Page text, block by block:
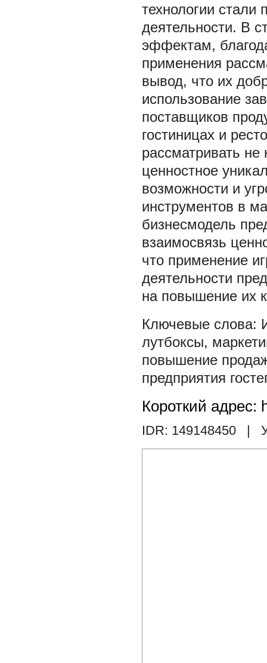
технологии стали
деятельности. В
эффектам,
применения
вывод, что их
использование
поставщиков
гостиницах и
рассматривать
ценностное
возможности и
инструментов в
бизнесмодель
взаимосвязь
что применение
деятельности
на повышение их
лутбоксы,
повышение
предприятия
Короткий адрес:
IDR: 149148450 |